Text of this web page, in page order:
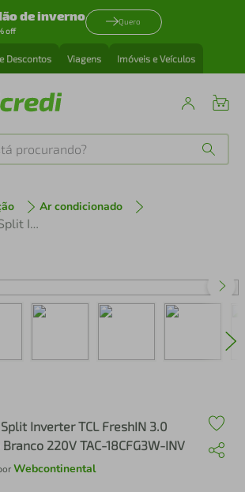
de inverno
off
Quero
Descontos Viagens Imóveis e Veículos
Ar condicionado
Ar Condicionado Split Inverter TCL FreshIN 3.0 18000 BTUs Frio Branco 220V TAC-18CFG3W-INV
Inverter TCL FreshIN 3.0
220V TAC-18CFG3W-INV
Webcontinental